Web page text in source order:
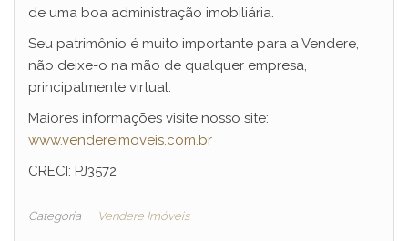
de uma boa administração imobiliária.
Seu patrimônio é muito importante para a Vendere,
não deixe-o na mão de qualquer empresa,
principalmente virtual.
Maiores informações visite nosso site:
www.vendereimoveis.com.br
CRECI: PJ3572
Categoria Vendere Imóveis